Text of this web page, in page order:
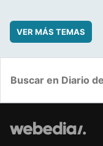
VER MÁS TEMAS